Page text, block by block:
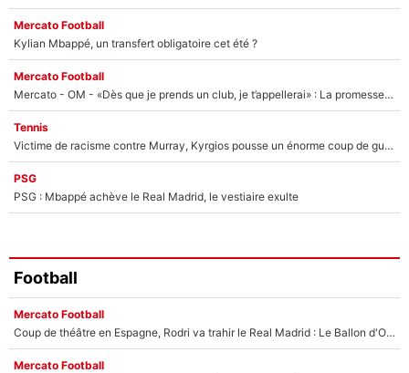
Mercato Football
Kylian Mbappé, un transfert obligatoire cet été ?
Mercato Football
Mercato - OM - «Dès que je prends un club, je t’appellerai» : La promesse de Marcelino au moment de claquer la porte
Tennis
Victime de racisme contre Murray, Kyrgios pousse un énorme coup de gueule !
PSG
PSG : Mbappé achève le Real Madrid, le vestiaire exulte
Football
Mercato Football
Coup de théâtre en Espagne, Rodri va trahir le Real Madrid : Le Ballon d'Or a choisi de signer au FC Barcelone !
Mercato Football